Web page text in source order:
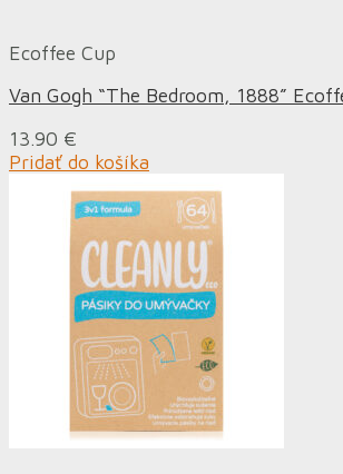
Ecoffee Cup
Van Gogh “The Bedroom, 1888”
13.90 €
Pridať do košíka